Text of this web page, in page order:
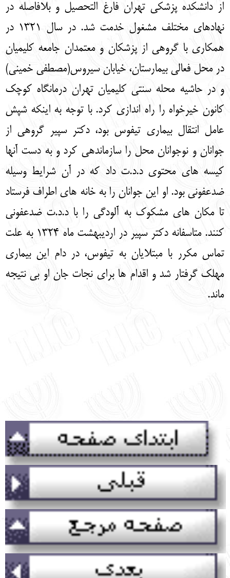
از دانشکده پزشکی تهران فارغ التحصیل و بلافاصله در
نهادهای مختلف مشغول خدمت شد. در سال 1321 در
همکاری با گروهی از پزشکان و معتمدان جامعه کلیمیان
در محل فعالی بیمارستان، خیابان سیروس(مصطفی خمینی)
و در حاشیه محله سنتی کلیمیان تهران درمانگاه کوچک
کانون خیرخواه را راه اندازی کرد. با توجه به اینکه شپش
عامل انتقال بیماری تیفوس بود، دکتر سپیر گروهی از
جوانان و نوجوانان محل را سازماندهی کرد و به دست آنها
کیسه های محتوی د.د.ت داد که در آن شرایط وسیله
ضدعفونی بود. او این جوانان را به خانه های اطراف فرستاد
تا مکان های مشکوک به آلودگی را با د.د.ت ضدعفونی
کنند. متاسفانه دکتر سپیر در اردیبهشت ماه 1324 به علت
تماس مکرر با مبتلایان به تیفوس، در دام این بیماری
مهلک گرفتار شد و اقدام ها برای نجات جان او بی نتیجه
ماند.